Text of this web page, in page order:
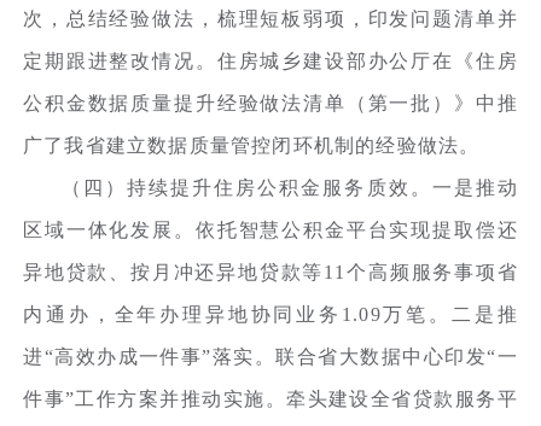
次，总结经验做法，梳理短板弱项，印发问题清单并
定期跟进整改情况。住房城乡建设部办公厅在《住房
公积金数据质量提升经验做法清单（第一批）》中推
广了我省建立数据质量管控闭环机制的经验做法。
（四）持续提升住房公积金服务质效。一是推动
区域一体化发展。依托智慧公积金平台实现提取偿还
异地贷款、按月冲还异地贷款等11个高频服务事项省
内通办，全年办理异地协同业务1.09万笔。二是推
进“高效办成一件事”落实。联合省大数据中心印发“一
件事”工作方案并推动实施。牵头建设全省贷款服务平